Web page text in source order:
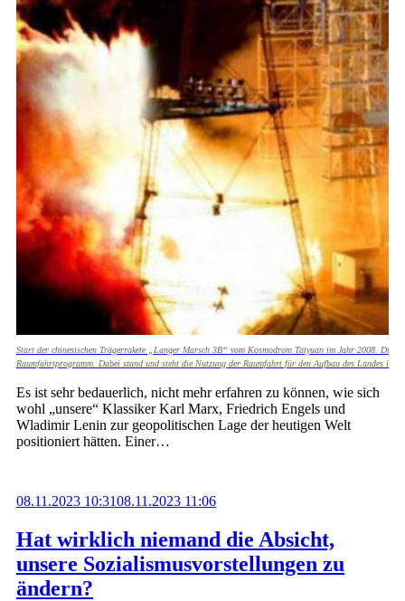
Start der chinesischen Trägerrakete „Langer Marsch 3B“ vom Kosmodrom Taiyuan im Jahr 2008.
Raumfahrtprogramm. Dabei stand und steht die Nutzung der Raumfahrt für den Aufbau des Landes im
Es ist sehr bedauerlich, nicht mehr erfahren zu können, wie sich
wohl „unsere“ Klassiker Karl Marx, Friedrich Engels und
Wladimir Lenin zur geopolitischen Lage der heutigen Welt
positioniert hätten. Einer…
Hat wirklich niemand die Absicht,
unsere Sozialismusvorstellungen zu
ändern?
08.11.2023 10:3108.11.2023 11:06